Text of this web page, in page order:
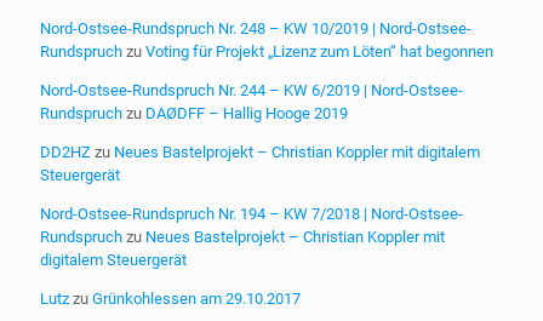
Nord-Ostsee-Rundspruch Nr. 248 – KW 10/2019 | Nord-Ostsee-
Rundspruch zu Voting für Projekt „Lizenz zum Löten“ hat begonnen
Nord-Ostsee-Rundspruch Nr. 244 – KW 6/2019 | Nord-Ostsee-
Rundspruch zu DAØDFF – Hallig Hooge 2019
DD2HZ zu Neues Bastelprojekt – Christian Koppler mit digitalem
Steuergerät
Nord-Ostsee-Rundspruch Nr. 194 – KW 7/2018 | Nord-Ostsee-
Rundspruch zu Neues Bastelprojekt – Christian Koppler mit
digitalem Steuergerät
Lutz zu Grünkohlessen am 29.10.2017